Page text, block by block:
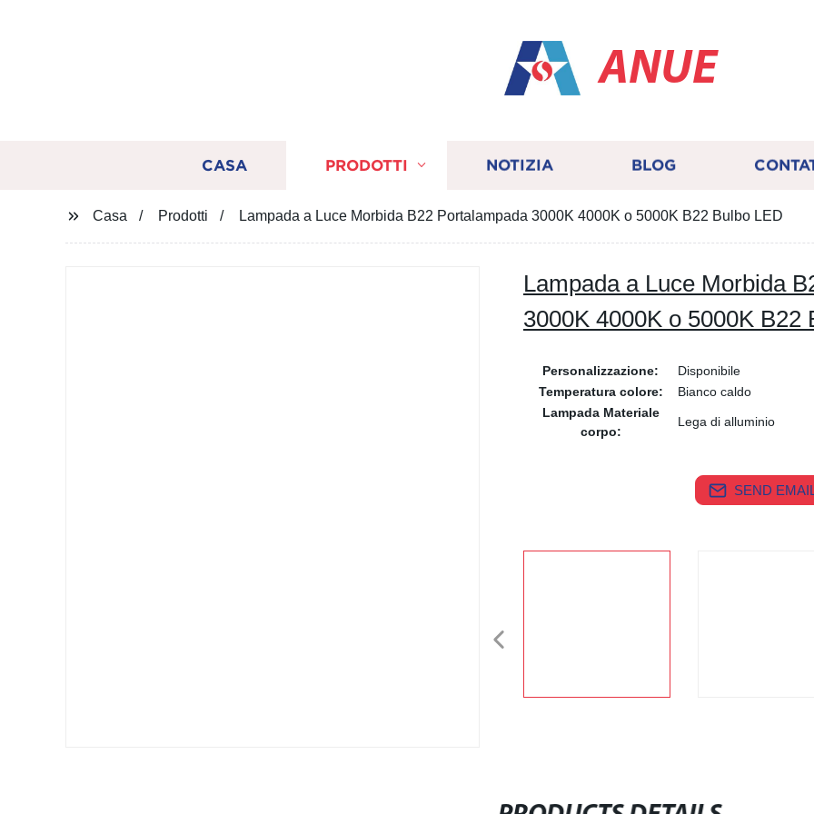
ANUE
CASA PRODOTTI NOTIZIA BLOG
Casa Prodotti Lampada a Luce Morbida B22 Portalampada 3000K 4000K o 5000K B22 Bulbo LED
Lampada a Luce Morbida
3000K 4000K o 5000K B22
Personalizzazione:
Disponibile
Temperatura colore:
Bianco caldo
Lampada Materiale
corpo:
Lega di alluminio
SEND